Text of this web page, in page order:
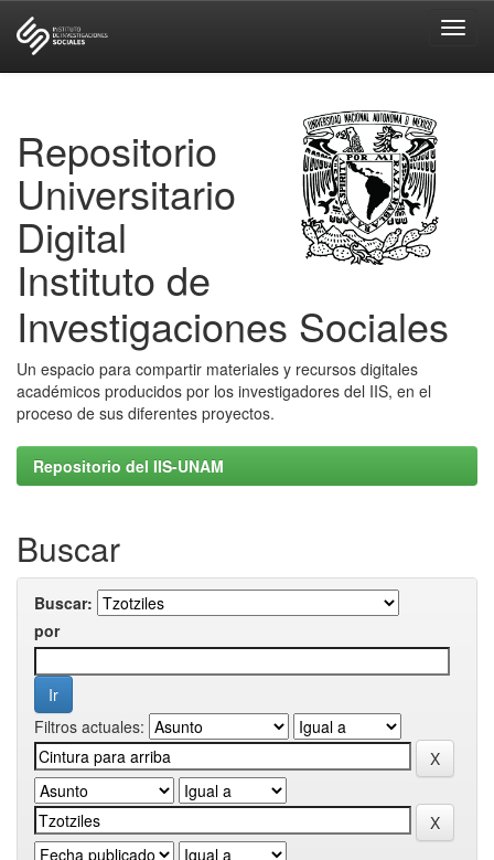
Repositorio
Universitario
Digital
Instituto de
Investigaciones Sociales
Un espacio para compartir materiales y recursos digitales
académicos producidos por los investigadores del IIS, en el
proceso de sus diferentes proyectos.
Repositorio del IIS-UNAM
Buscar
Buscar:
por
Filtros actuales: